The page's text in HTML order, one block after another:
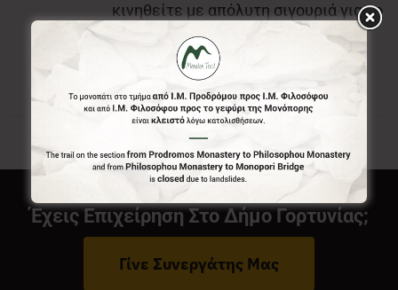
κινηθείτε με απόλυτη σιγουριά για το
που είστε και που θέλετε να πάτε.
Έχεις Επιχείρηση Στο Δήμο Γορτυνίας;
Γίνε Συνεργάτης Μας